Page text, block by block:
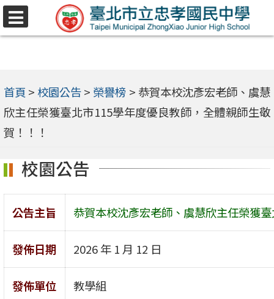
跳
至
內
容
區
選
首頁 > 校園公告> 榮譽榜 > 恭賀本校沈彥宏老師、虞慧
欣主任榮獲臺北市115學年度優良教師，全體親師生敬
賀！！！
校園公告
公告主旨 恭賀本校沈彥宏老師、虞慧欣主任榮獲
發佈日期 2026 年 1 月 12 日
發佈單位 教學組